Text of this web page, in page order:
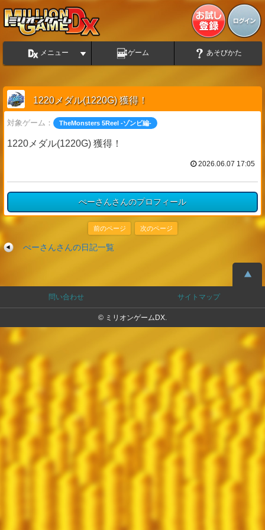
メニュー ゲーム あそびかた
1220メダル(1220G) 獲得！
対象ゲーム： TheMonsters 5Reel -ゾンビ編-
1220メダル(1220G) 獲得！
2026.06.07 17:05
ぺーさんさんのプロフィール
前のページ 次のページ
ぺーさんさんの日記一覧
問い合わせ サイトマップ
© ミリオンゲームDX.